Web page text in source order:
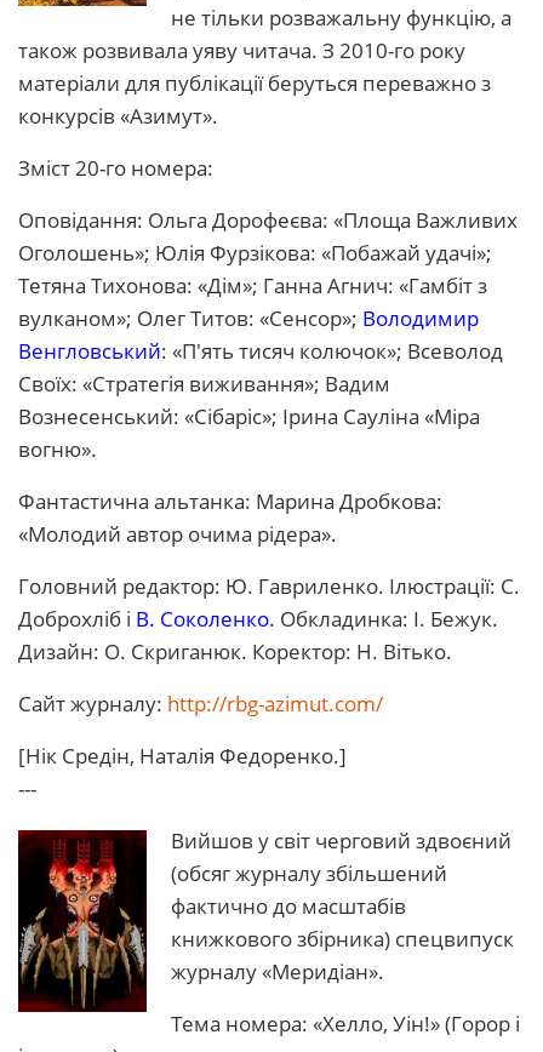
не тільки розважальну функцію, а
також розвивала уяву читача. З 2010-го року
матеріали для публікації беруться переважно з
конкурсів «Азимут».
Зміст 20-го номера:
Оповідання: Ольга Дорофеєва: «Площа Важливих
Оголошень»; Юлія Фурзікова: «Побажай удачі»;
Тетяна Тихонова: «Дім»; Ганна Агнич: «Гамбіт з
вулканом»; Олег Титов: «Сенсор»; Володимир
Венгловський: «П'ять тисяч колючок»; Всеволод
Своїх: «Стратегія виживання»; Вадим
Вознесенський: «Сібаріс»; Ірина Сауліна «Міра
вогню».
Фантастична альтанка: Марина Дробкова:
«Молодий автор очима рідера».
Головний редактор: Ю. Гавриленко. Ілюстрації: С. ​​
Доброхліб і В. Соколенко. Обкладинка: І. Бежук.
Дизайн: О. Скриганюк. Коректор: Н. Вітько.
Сайт журналу: http://rbg-azimut.com/
[Нік Средін, Наталія Федоренко.]
---
Вийшов у світ черговий здвоєний
(обсяг журналу збільшений
фактично до масштабів
книжкового збірника) спецвипуск
журналу «Меридіан».
Тема номера: «Хелло, Уін!» (Горор і